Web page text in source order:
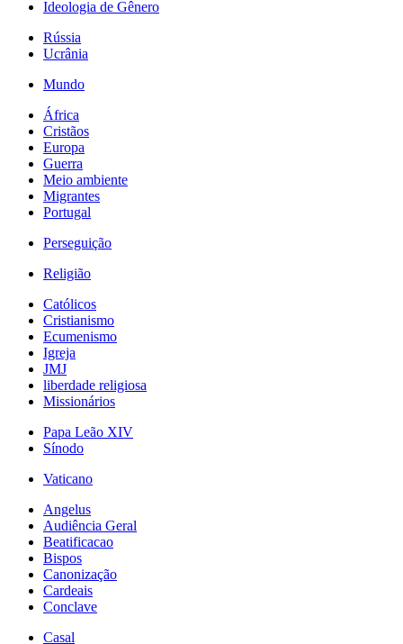
Ideologia de Gênero
Rússia
Ucrânia
Mundo
África
Cristãos
Europa
Guerra
Meio ambiente
Migrantes
Portugal
Perseguição
Religião
Católicos
Cristianismo
Ecumenismo
Igreja
JMJ
liberdade religiosa
Missionários
Papa Leão XIV
Sínodo
Vaticano
Angelus
Audiência Geral
Beatificacao
Bispos
Canonização
Cardeais
Conclave
Casal